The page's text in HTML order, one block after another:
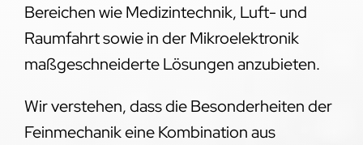
Bereichen wie Medizintechnik, Luft- und
Raumfahrt sowie in der Mikroelektronik
maßgeschneiderte Lösungen anzubieten.
Wir verstehen, dass die Besonderheiten der
Feinmechanik eine Kombination aus